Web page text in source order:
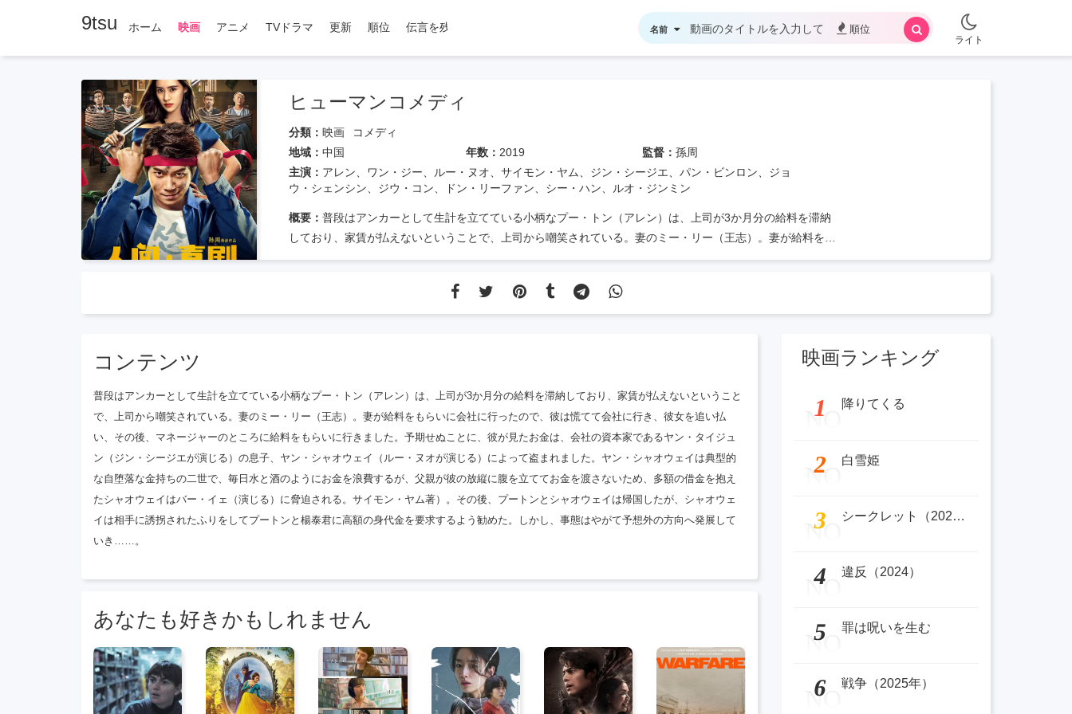
9tsu ホーム 映画 アニメ TVドラマ 更新 順位 伝言を残す
ライト
名前 順位
ヒューマンコメディ
分類： 映画
コメディ
地域： 中国 年数： 2019 監督：孫周
主演： アレン、ワン・ジー、ルー・ヌオ、サイモン・ヤム、ジン・シージエ、パン・ビンロン、ジョ
ウ・シェンシン、ジウ・コン、ドン・リーファン、シー・ハン、ルオ・ジンミン
概要： 普段はアンカーとして生計を立てている小柄なプー・トン（アレン）は、上司が3か月分の給料を滞納
しており、家賃が払えないということで、上司から嘲笑されている。妻のミー・リー（王志）。妻が給料をも
らいに会社に行ったので、彼は慌てて会社に行き、彼女を追い払い、その後、マネージャーのところに給料を
ジエが演じる）の息子、ヤン・シャオウェイ（ルー・ヌオが演じる）によって盗まれました。ヤン・シャオウ
ェイは典型的な自堕落な金持ちの二世で、毎日水と酒のようにお金を浪費するが、父親が彼の放縦に腹を立て
ヤム著）。その後、追いかけっこをしていたプートンとシャオウェイは、相手に誘拐されたふりをして帰宅
コンテンツ
普段はアンカーとして生計を立てている小柄なプー・トン（アレン）は、上司が3か月分の給料を滞納しており、家賃が払えないということ
で、上司から嘲笑されている。妻のミー・リー（王志）。妻が給料をもらいに会社に行ったので、彼は慌てて会社に行き、彼女を追い払
い、その後、マネージャーのところに給料をもらいに行きました。予期せぬことに、彼が見たお金は、会社の資本家であるヤン・タイジュ
ン（ジン・シージエが演じる）の息子、ヤン・シャオウェイ（ルー・ヌオが演じる）によって盗まれました。ヤン・シャオウェイは典型的
な自堕落な金持ちの二世で、毎日水と酒のようにお金を浪費するが、父親が彼の放縦に腹を立ててお金を渡さないため、多額の借金を抱え
たシャオウェイはバー・イェ（演じる）に脅迫される。サイモン・ヤム著）。その後、プートンとシャオウェイは帰国したが、シャオウェ
イは相手に誘拐されたふりをしてプートンと楊泰君に高額の身代金を要求するよう勧めた。しかし、事態はやがて予想外の方向へ発展して
いき……。
あなたも好きかもしれません
映画ランキング
NO
1 降りてくる
NO
2 白雪姫
NO
3 シークレット（2025）
NO
4 違反（2024）
NO
5 罪は呪いを生む
NO
6 戦争（2025年）